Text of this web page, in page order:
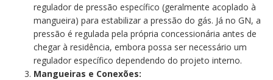
regulador de pressão específico (geralmente acoplado à
mangueira) para estabilizar a pressão do gás. Já no GN, a
pressão é regulada pela própria concessionária antes de
chegar à residência, embora possa ser necessário um
regulador específico dependendo do projeto interno.
Mangueiras e Conexões: